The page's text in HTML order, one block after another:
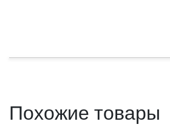
Похожие товары